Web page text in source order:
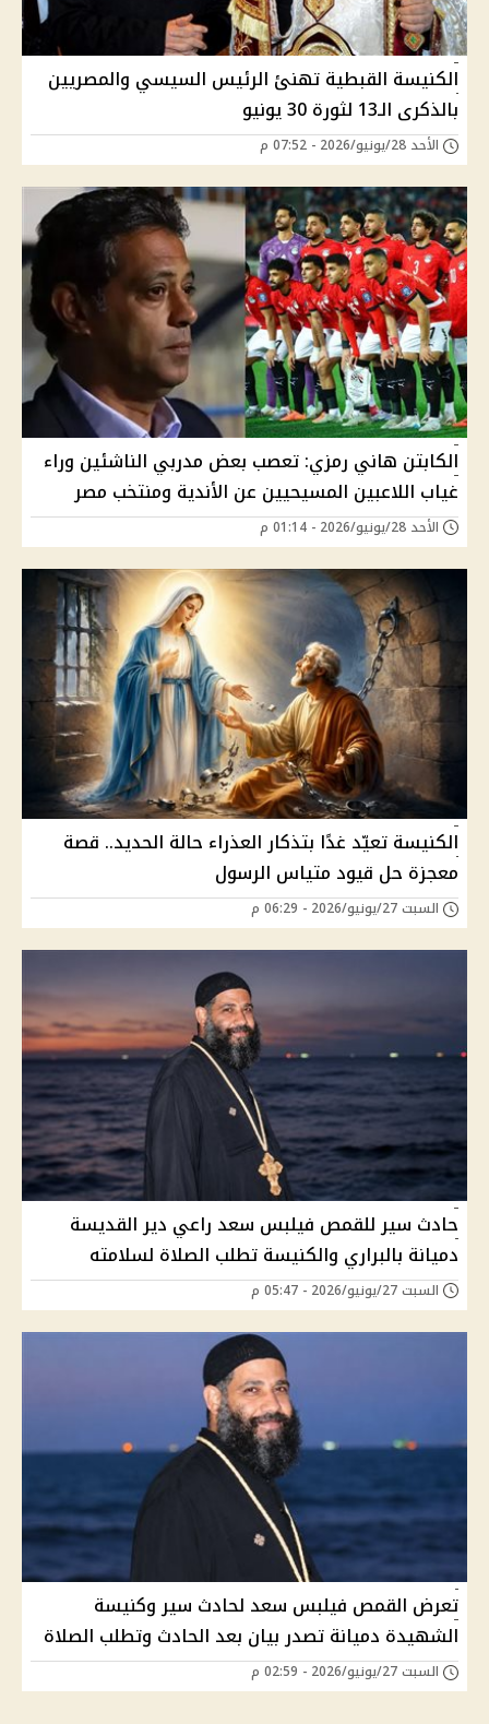
الكنيسة القبطية تهنئ الرئيس السيسي والمصريين
بالذكرى الـ13 لثورة 30 يونيو
الأحد 28/يونيو/2026 - 07:52 م
الكابتن هاني رمزي: تعصب بعض مدربي الناشئين وراء
غياب اللاعبين المسيحيين عن الأندية ومنتخب مصر
الأحد 28/يونيو/2026 - 01:14 م
الكنيسة تعيّد غدًا بتذكار العذراء حالة الحديد.. قصة
معجزة حل قيود متياس الرسول
السبت 27/يونيو/2026 - 06:29 م
حادث سير للقمص فيلبس سعد راعي دير القديسة
دميانة بالبراري والكنيسة تطلب الصلاة لسلامته
السبت 27/يونيو/2026 - 05:47 م
تعرض القمص فيلبس سعد لحادث سير وكنيسة
الشهيدة دميانة تصدر بيان بعد الحادث وتطلب الصلاة
السبت 27/يونيو/2026 - 02:59 م